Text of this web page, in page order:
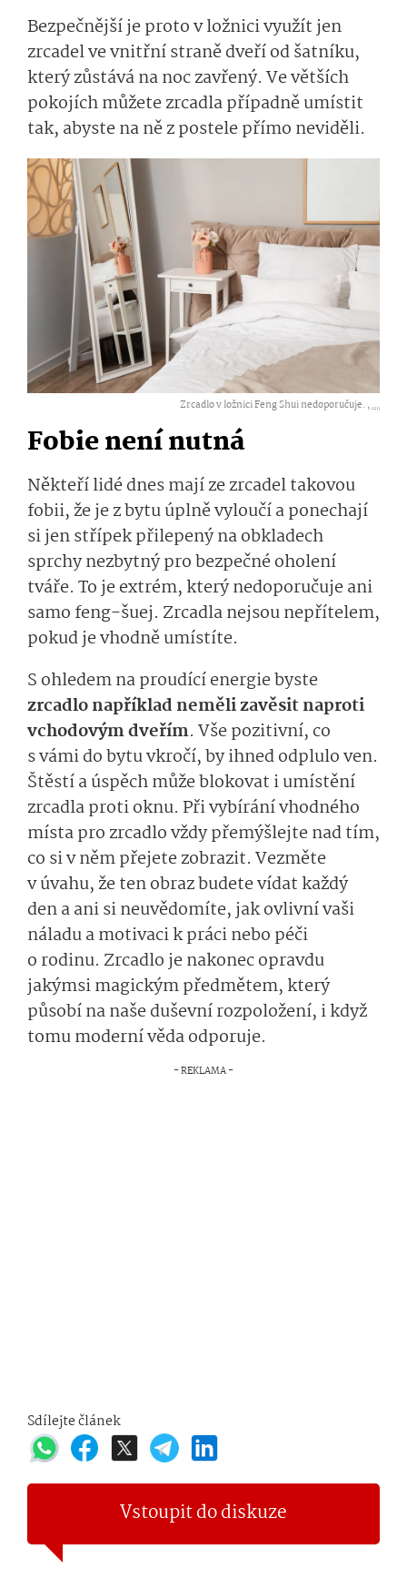
Bezpečnější je proto v ložnici využít jen
zrcadel ve vnitřní straně dveří od šatníku,
který zůstává na noc zavřený. Ve větších
pokojích můžete zrcadla případně umístit
tak, abyste na ně z postele přímo neviděli.
Zrcadlo v ložnici Feng Shui nedoporučuje. ,...
Fobie není nutná
Někteří lidé dnes mají ze zrcadel takovou
fobii, že je z bytu úplně vyloučí a ponechají
si jen střípek přilepený na obkladech
sprchy nezbytný pro bezpečné oholení
tváře. To je extrém, který nedoporučuje ani
samo feng-šuej. Zrcadla nejsou nepřítelem,
pokud je vhodně umístíte.
S ohledem na proudící energie byste
zrcadlo například neměli zavěsit naproti
vchodovým dveřím. Vše pozitivní, co
s vámi do bytu vkročí, by ihned odplulo ven.
Štěstí a úspěch může blokovat i umístění
zrcadla proti oknu. Při vybírání vhodného
místa pro zrcadlo vždy přemýšlejte nad tím,
co si v něm přejete zobrazit. Vezměte
v úvahu, že ten obraz budete vídat každý
den a ani si neuvědomíte, jak ovlivní vaši
náladu a motivaci k práci nebo péči
o rodinu. Zrcadlo je nakonec opravdu
jakýmsi magickým předmětem, který
působí na naše duševní rozpoložení, i když
tomu moderní věda odporuje.
Sdílejte článek
Vstoupit do diskuze